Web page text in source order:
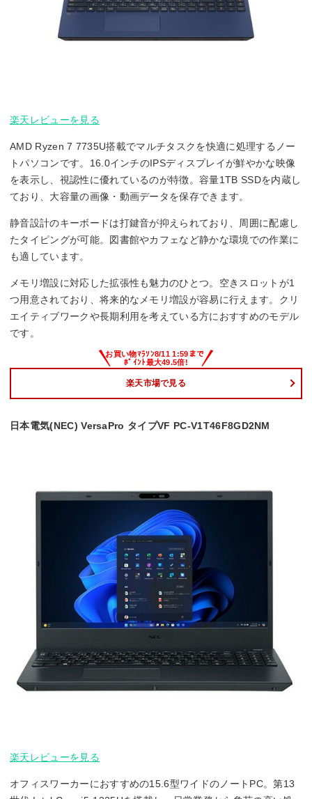
楽天レビューを見る
AMD Ryzen 7 7735U搭載でマルチタスクを快適に処理するノー
トパソコンです。16.0インチのIPSディスプレイが鮮やかな映像
を表示し、視認性に優れているのが特徴。容量1TB SSDを内蔵し
ており、大容量の画像・動画データを保存できます。
静音設計のキーボードは打鍵音が抑えられており、周囲に配慮し
たタイピングが可能。図書館やカフェなど静かな環境での作業に
も適しています。
メモリ増設に対応した拡張性も魅力のひとつ。空きスロットが1
つ用意されており、将来的なメモリ増設が容易に行えます。クリ
エイティブワークや長期利用を考えている方におすすめのモデル
です。
楽天市場で見る
日本電気(NEC) VersaPro タイプVF PC-V1T46F8GD2NM
楽天レビューを見る
オフィスワーカーにおすすめの15.6型ワイドのノートPC。第13